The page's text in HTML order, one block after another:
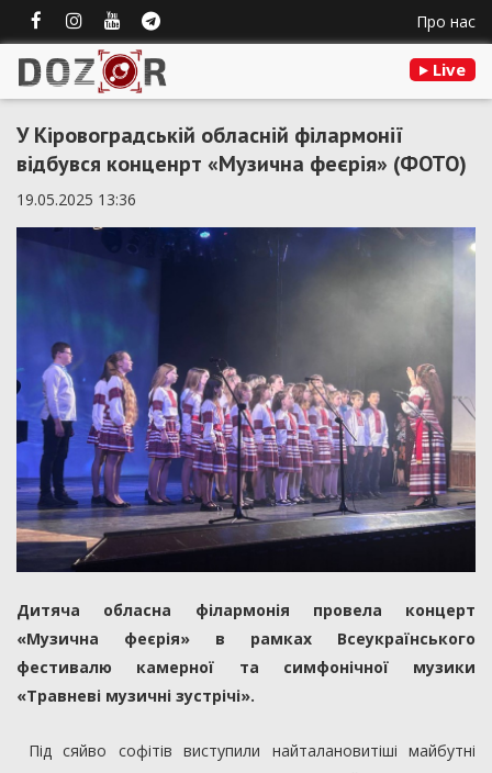
Про нас
Live
У Кіровоградській обласній філармонії
відбувся конценрт «Музична феєрія» (ФОТО)
19.05.2025 13:36
Дитяча обласна філармонія провела концерт
«Музична феєрія» в рамках Всеукраїнського
фестивалю камерної та симфонічної музики
«Травневі музичні зустрічі».
Під сяйво софітів виступили найталановитіші майбутні